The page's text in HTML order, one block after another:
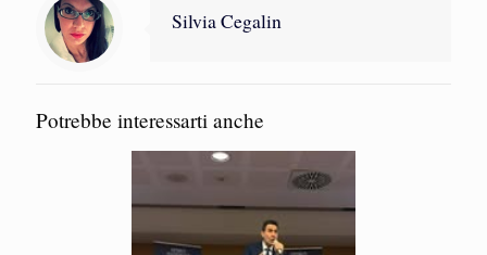
Silvia Cegalin
Potrebbe interessarti anche